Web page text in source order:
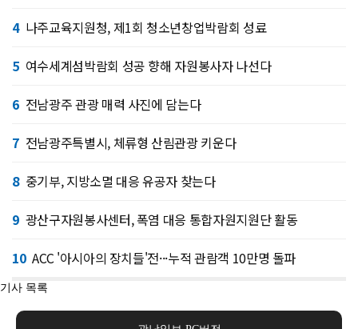
4 나주교육지원청, 제1회 청소년창업박람회 성료
5 여수세계섬박람회 성공 향해 자원봉사자 나선다
6 전남광주 관광 매력 사진에 담는다
7 전남광주특별시, 체류형 산림관광 키운다
8 중기부, 지방소멸 대응 유공자 찾는다
9 광산구자원봉사센터, 폭염 대응 통합자원지원단 활동
10 ACC '아시아의 장치들'전···누적 관람객 10만명 돌파
기사 목록